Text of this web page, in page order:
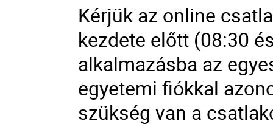
Kérjük az online
kezdete előtt (08:30
alkalmazásba az
egyetemi fiókkal
szükség van a